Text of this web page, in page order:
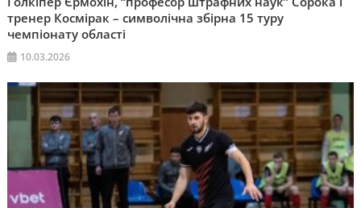
тренер Космірак – символічна збірна 15 туру
чемпіонату області
10.03.2026